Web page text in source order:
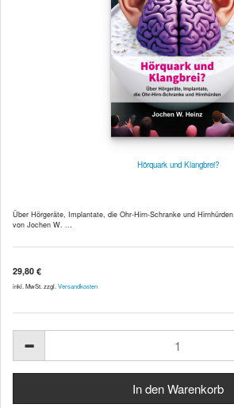
Hörquark und Klangbrei?
Über Hörgeräte, Implantate, die Ohr-Hirn-Schranke und Hirnhürden
von Jochen W. ...
29,80 €
inkl. MwSt. zzgl. Versandkosten